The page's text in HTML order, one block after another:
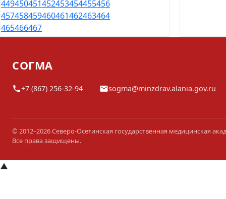
449450451452453454455456
457458459460461462463464
465466467
СОГМА
+7 (867) 256-32-94 sogma@minzdrav.alania.gov.ru
© 2012–2026 Северо-Осетинская государственная медицинская
Все права защищены.
▲